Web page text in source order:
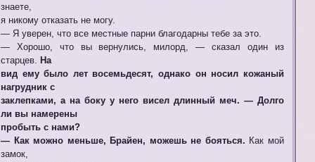
знаете,
я никому отказать не могу.
— Я уверен, что все местные парни благодарны тебе за это.
— Хорошо, что вы вернулись, милорд, — сказал один из
старцев.На
вид ему было лет восемьдесят, однако он носил кожаный
нагрудник с
заклепками, а на боку у него висел длинный меч. — Долго
ли вы намерены
пробыть с нами?
— Как можно меньше, Брайен, можешь не бояться. Как мой
замок,